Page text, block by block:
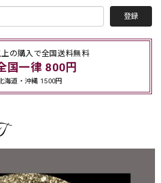
登録
の購入で全国送料無料
国一律 800円
海道・沖縄 1500円